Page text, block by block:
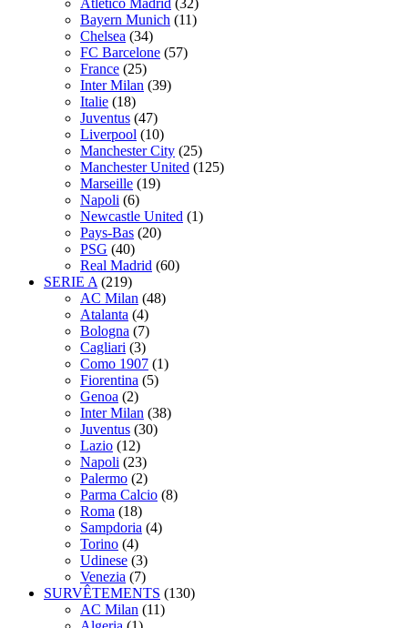
Atletico Madrid (32)
Bayern Munich (11)
Chelsea (34)
FC Barcelone (57)
France (25)
Inter Milan (39)
Italie (18)
Juventus (47)
Liverpool (10)
Manchester City (25)
Manchester United (125)
Marseille (19)
Napoli (6)
Newcastle United (1)
Pays-Bas (20)
PSG (40)
Real Madrid (60)
SERIE A (219)
AC Milan (48)
Atalanta (4)
Bologna (7)
Cagliari (3)
Como 1907 (1)
Fiorentina (5)
Genoa (2)
Inter Milan (38)
Juventus (30)
Lazio (12)
Napoli (23)
Palermo (2)
Parma Calcio (8)
Roma (18)
Sampdoria (4)
Torino (4)
Udinese (3)
Venezia (7)
SURVÊTEMENTS (130)
AC Milan (11)